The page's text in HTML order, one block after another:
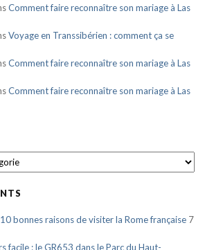
Comment faire reconnaître son mariage à Las
Voyage en Transsibérien : comment ça se
Comment faire reconnaître son mariage à Las
Comment faire reconnaître son mariage à Las
bonnes raisons de visiter la Rome française 7
facile : le GR653 dans le Parc du Haut-